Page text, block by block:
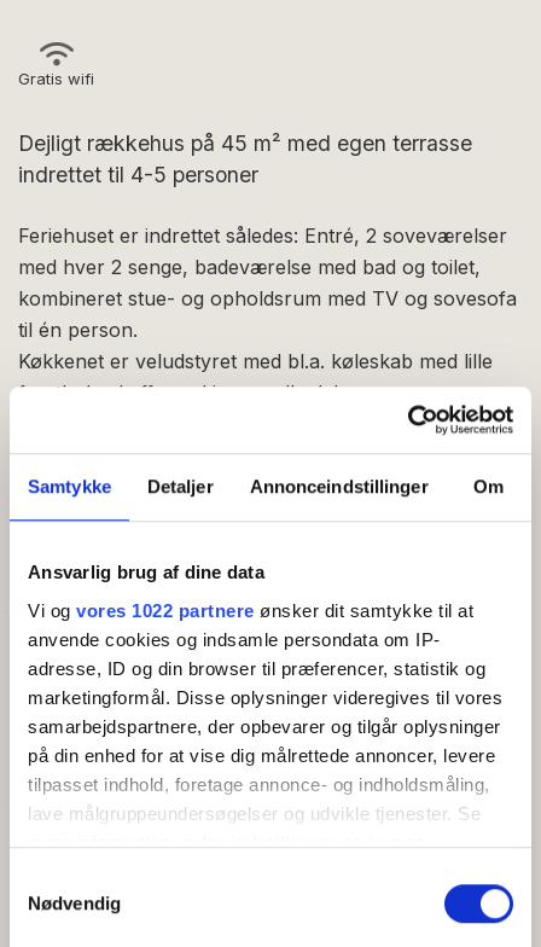
Samtykke Detaljer Annonceindstillinger Om
Ansvarlig brug af dine data
Vi og vores 1022 partnere ønsker dit samtykke til at
anvende cookies og indsamle persondata om IP-
adresse, ID og din browser til præferencer, statistik og
marketingformål. Disse oplysninger videregives til vores
samarbejdspartnere, der opbevarer og tilgår oplysninger
på din enhed for at vise dig målrettede annoncer, levere
tilpasset indhold, foretage annonce- og indholdsmåling,
lave målgruppeundersøgelser og udvikle tjenester. Se
mere information underindstillingerog i vores
tilbage eller ændre indstillinger fra vores
"Cookiedeklaration", eller ved at trykke på "Privacy
Nødvendig
Gratis wifi
Dejligt rækkehus på 45 m² med egen terrasse
indrettet til 4-5 personer
Feriehuset er indrettet således: Entré, 2 soveværelser
med hver 2 senge, badeværelse med bad og toilet,
kombineret stue- og opholdsrum med TV og sovesofa
til én person.
Køkkenet er veludstyret med bl.a. køleskab med lille
frostboks, kaffemaskine og elkedel.
Huset har en delvist overdækket terrasse med
havemøbler.
FACILITETER
Senge i alt: 4
Størrelse (m²): 45
Soveværelser: 2
Sovepladser på sovesofa: 1
Faciliteter
Altan/terrasse